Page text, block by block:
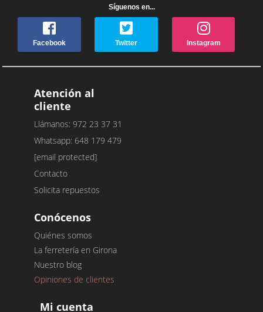
Síguenos en...
Facebook Twitter Instagram
Atención al
cliente
Llámanos: 972 23 37 31
Whatsapp: 648 179 479
[email protected]
Contacto
Solicita repuestos
Conócenos
Quiénes somos
La ferretería en Girona
Nuestro blog
Opiniones de clientes
Mi cuenta